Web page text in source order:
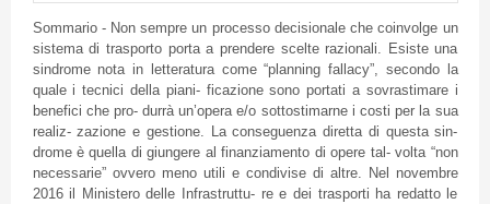
Sommario - Non sempre un processo decisionale che coinvolge un
sistema di trasporto porta a prendere scelte razionali. Esiste una
sindrome nota in letteratura come “planning fallacy”, secondo la
quale i tecnici della piani- ficazione sono portati a sovrastimare i
benefici che pro- durrà un’opera e/o sottostimarne i costi per la sua
realiz- zazione e gestione. La conseguenza diretta di questa sin-
drome è quella di giungere al finanziamento di opere tal- volta “non
necessarie” ovvero meno utili e condivise di altre. Nel novembre
2016 il Ministero delle Infrastruttu- re e dei trasporti ha redatto le